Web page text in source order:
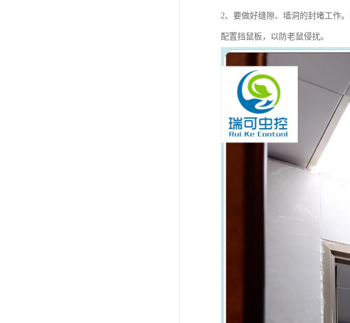
2、要做好缝隙、墙洞的封堵工作
配置挡鼠板，以防老鼠侵扰。